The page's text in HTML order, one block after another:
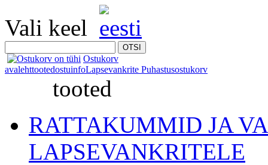
Vali keel
Ostukorv
avalehttootedostuinfoLapsevankrite Puhastusostukorv
tooted
RATTAKUMMID JA
LAPSEVANKRITELE